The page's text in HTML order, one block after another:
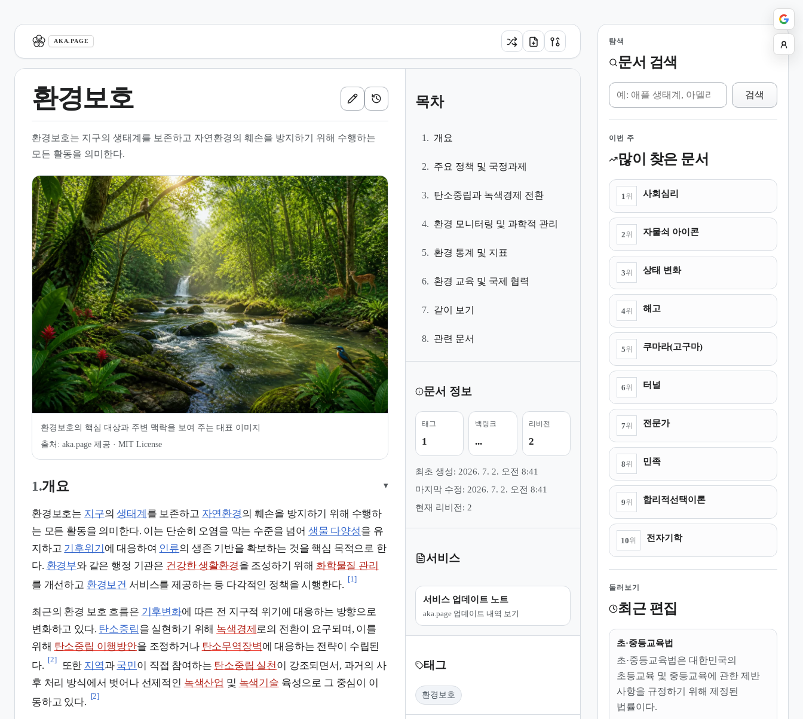
AKA.PAGE
환경보호
환경보호는 지구의 생태계를 보존하고 자연환경의 훼손을 방지하기 위해 수행하는
모든 활동을 의미한다.
환경보호의 핵심 대상과 주변 맥락을 보여 주는 대표 이미지
출처: aka.page 제공 · MIT License
1.개요 ▾
환경보호는 지구의생태계 를 보존하고 자연환경의 훼손을 방지하기 위해 수행하
는 모든 활동을 의미한다. 이는 단순히 오염을 막는 수준을 넘어 생물 다양성을 유
지하고 기후위기 에 대응하여 인류의 생존 기반을 확보하는 것을 핵심 목적으로 한
다. 환경부와 같은 행정 기관은 건강한 생활환경을 조성하기 위해 화학물질 관리
를 개선하고 환경보건 서비스를 제공하는 등 다각적인 정책을 시행한다.
[1]
최근의 환경 보호 흐름은 기후변화에 따른 전 지구적 위기에 대응하는 방향으로
변화하고 있다. 탄소중립을 실현하기 위해 녹색경제 로의 전환이 요구되며, 이를
위해 탄소중립 이행방안을 조정하거나 탄소무역장벽에 대응하는 전략이 수립된
다.
[2]
또한 지역과 국민이 직접 참여하는 탄소중립 실천이 강조되면서, 과거의 사
후 처리 방식에서 벗어나 선제적인 녹색산업 및 녹색기술 육성으로 그 중심이 이
동하고 있다.
[2]
목차
1. 개요
2. 주요 정책 및 국정과제
3. 탄소중립과 녹색경제 전환
4. 환경 모니터링 및 과학적 관리
5. 환경 통계 및 지표
6. 환경 교육 및 국제 협력
7. 같이 보기
8. 관련 문서
문서 정보
태그
1
백링크
...
리비전
2
최초 생성: 2026. 7. 2. 오전 8:41
마지막 수정: 2026. 7. 2. 오전 8:41
현재 리비전: 2
서비스
서비스 업데이트 노트
aka.page 업데이트 내역 보기
태그
환경보호
개요
주요 정책 및 국정과제
탄소중립과 녹색경제 전환
환경 모니터링 및 과학적 관리
환경 통계 및 지표
환경 교육 및 국제 협력
같이 보기
관련 문서
탐색
문서 검색
위키 검색
검색
이번 주
많이 찾은 문서
1 위 사회심리
2위 자물쇠 아이콘
3위 상태 변화
4위 해고
5위 쿠마라(고구마)
6위 터널
7위 전문가
8위 민족
9위 합리적선택이론
10위 전자기학
둘러보기
최근 편집
초·중등교육법
초·중등교육법은 대한민국의
초등교육 및 중등교육에 관한 제반
사항을 규정하기 위해 제정된
법률이다.